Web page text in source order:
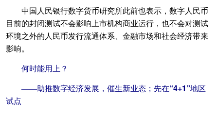
中国人民银行数字货币研究所此前也表示，数字人民币
目前的封闭测试不会影响上市机构商业运行，也不会对测试
环境之外的人民币发行流通体系、金融市场和社会经济带来
影响。
何时能用上？
——助推数字经济发展，催生新业态；先在“4+1”地区
试点